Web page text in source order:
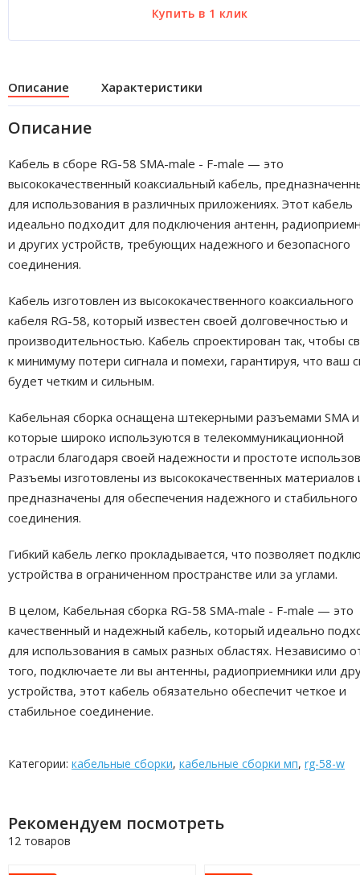
Описание Характеристики
Описание
Кабель в сборе RG-58 SMA-male - F-male — это
высококачественный коаксиальный кабель,
для использования в различных приложениях. Этот кабель
идеально подходит для подключения антенн,
и других устройств, требующих надежного и безопасного
соединения.
Кабель изготовлен из высококачественного коаксиального
кабеля RG-58, который известен своей долговечностью и
производительностью. Кабель спроектирован так, чтобы
к минимуму потери сигнала и помехи, гарантируя, что ваш
будет четким и сильным.
Кабельная сборка оснащена штекерными разъемами SMA
которые широко используются в телекоммуникационной
отрасли благодаря своей надежности и простоте
Разъемы изготовлены из высококачественных материалов
предназначены для обеспечения надежного и стабильного
соединения.
Гибкий кабель легко прокладывается, что позволяет
устройства в ограниченном пространстве или за углами.
В целом, Кабельная сборка RG-58 SMA-male - F-male — это
качественный и надежный кабель, который идеально
для использования в самых разных областях. Независимо
того, подключаете ли вы антенны, радиоприемники или
устройства, этот кабель обязательно обеспечит четкое и
стабильное соединение.
Категории: кабельные сборки, кабельные сборки мп, rg-58-w
Рекомендуем посмотреть
12 товаров